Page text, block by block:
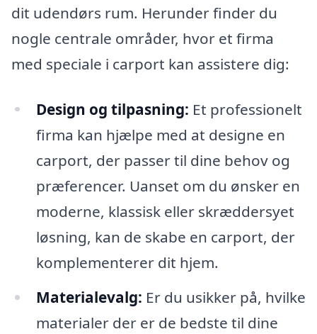
dit udendørs rum. Herunder finder du
nogle centrale områder, hvor et firma
med speciale i carport kan assistere dig:
Design og tilpasning: Et professionelt
firma kan hjælpe med at designe en
carport, der passer til dine behov og
præferencer. Uanset om du ønsker en
moderne, klassisk eller skræddersyet
løsning, kan de skabe en carport, der
komplementerer dit hjem.
Materialevalg: Er du usikker på, hvilke
materialer der er de bedste til dine